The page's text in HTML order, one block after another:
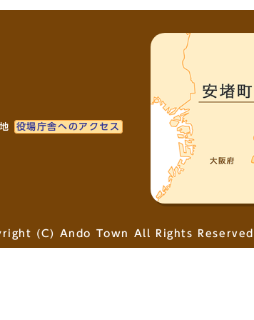
役場庁舎へのアクセス
(C) Ando Town All Rights Reserved.